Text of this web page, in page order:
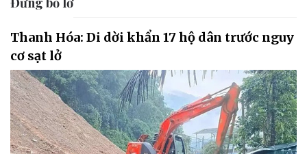
Thanh Hóa: Di dời khẩn 17 hộ dân trước nguy
cơ sạt lở